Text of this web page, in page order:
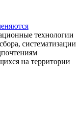
технологии
систематизации
на территории